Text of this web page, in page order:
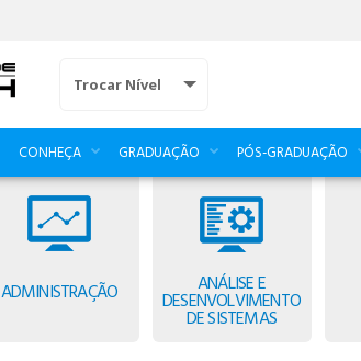
Trocar Nível
CONHEÇA GRADUAÇÃO PÓS-GRADUAÇÃO
ADMINISTRAÇÃO ANÁLISE E
DESENVOLVIMENTO
DE SISTEMAS